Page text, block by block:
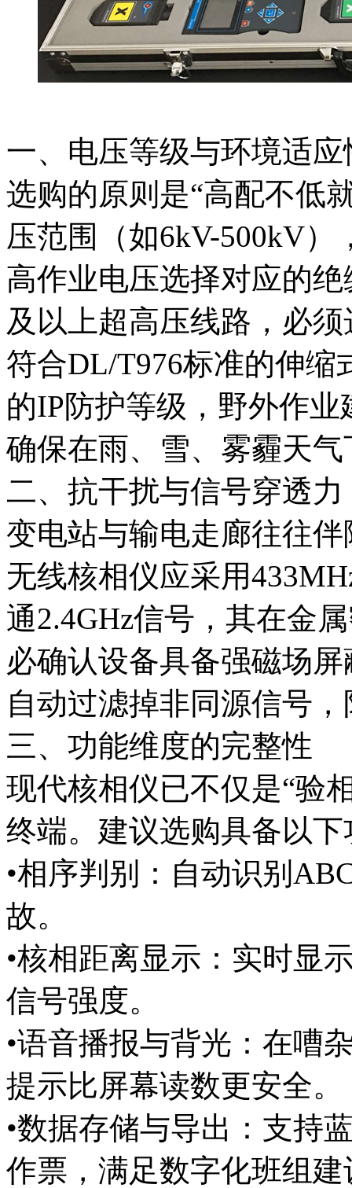
一、电压等级与环境适应
选购的原则是“高配不低
压范围（如6kV-500kV
高作业电压选择对应的
及以上超高压线路，必
符合DL/T976标准的伸
的IP防护等级，野外作
确保在雨、雪、雾霾天
二、抗干扰与信号穿透力
变电站与输电走廊往往
无线核相仪应采用
通2.4GHz信号，其在金
必确认设备具备强磁场
自动过滤掉非同源信号
三、功能维度的完整性
现代核相仪已不仅是“验
终端。建议选购具备以
•相序判别：自动识别
故。
•核相距离显示：实时显
信号强度。
•语音播报与背光：在嘈
提示比屏幕读数更安全。
•数据存储与导出：支持
作票，满足数字化班组